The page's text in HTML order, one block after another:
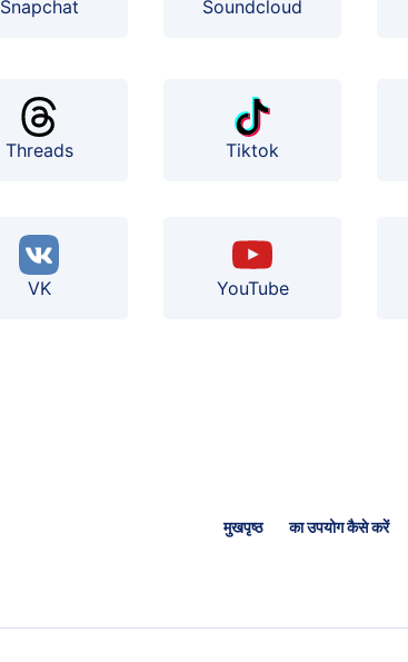
Snapchat Soundcloud
Threads Tiktok
VK YouTube
मुखपृष्ठ का उपयोग कैसे करें